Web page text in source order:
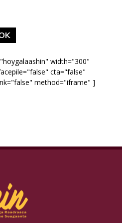
width="300"
cta="false"
method="iframe" ]